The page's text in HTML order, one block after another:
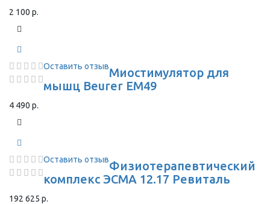
2 100 р.
Оставить отзывМиостимулятор для
мышц Beurer EM49
4 490 р.
Оставить отзывФизиотерапевтический
комплекс ЭСМА 12.17 Ревиталь
192 625 р.